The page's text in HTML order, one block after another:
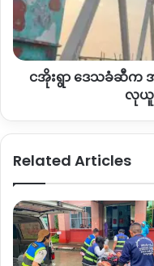
စစ်တပ်ထောက်ခံတဲ့
ကို ပြန်လည်တည်ဆောက်ဖို့နဲ့
နိုင်ဖို့ ဌာနဆိုင်ရာတွေ စတင်ဝ
ပါတယ်။
ဒေသတစ်ခုဖြစ်ခဲ့ပြီး စ
ပြီးနောက်ပိုင်း အုပ်ချုပ်ရေး
ဒါပေမယ့် အခုလို အုပ်ချုပ်
ပြင်ဆင်မှုတွေ မြင်တွေ့လာန
တိုက်ပွဲဆက်ဖြစ်နေသေးတာက
အလှူ
ငွေ
သိန်း
၇၀
ကျော်
နှက်
ဆို
ငအိုးရွာ ဒေသခံဆီက
လု
Related Articles